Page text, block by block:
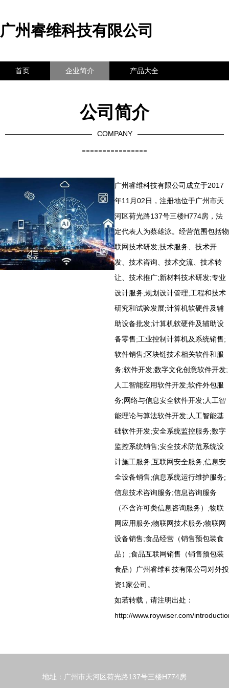
广州睿维科技有限公司
首页 企业简介 产品大全
公司简介
COMPANY
----------------
广州睿维科技有限公司成立于2017
年11月02日，注册地位于广州市天
河区荷光路137号三楼H774房，法
定代表人为蔡雄泳。经营范围包括物
联网技术研发;技术服务、技术开
发、技术咨询、技术交流、技术转
让、技术推广;新材料技术研发;专业
设计服务;规划设计管理;工程和技术
研究和试验发展;计算机软硬件及辅
助设备批发;计算机软硬件及辅助设
备零售;工业控制计算机及系统销售;
软件销售;区块链技术相关软件和服
务;软件开发;数字文化创意软件开发;
人工智能应用软件开发;软件外包服
务;网络与信息安全软件开发;人工智
能理论与算法软件开发;人工智能基
础软件开发;安全系统监控服务;数字
监控系统销售;安全技术防范系统设
计施工服务;互联网安全服务;信息安
全设备销售;信息系统运行维护服务;
信息技术咨询服务;信息咨询服务
（不含许可类信息咨询服务）;物联
网应用服务;物联网技术服务;物联网
设备销售;食品经营（销售预包装食
品）;食品互联网销售（销售预包装
食品）广州睿维科技有限公司对外投
资1家公司。
如若转载，请注明出处：
http://www.roywiser.com/
地址：广州市天河区荷光路137号三楼H774房